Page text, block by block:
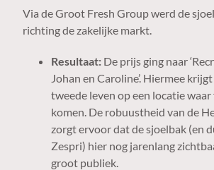
Via de Groot Fresh Group werd de
richting de zakelijke markt.
Resultaat: De prijs ging naar
Johan en Caroline’. Hiermee
tweede leven op een locatie waar
komen. De robuustheid van de
zorgt ervoor dat de sjoelbak (en
Zespri) hier nog jarenlang
groot publiek.